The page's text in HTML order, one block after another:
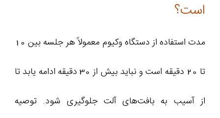
است؟
مدت استفاده از دستگاه وکیوم معمولاً هر جلسه بین 10
تا 20 دقیقه است و نباید بیش از 30 دقیقه ادامه یابد تا
از آسیب به بافت‌های آلت جلوگیری شود. توصیه